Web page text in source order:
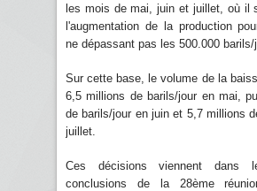
les mois de mai, juin et juillet, où il
l'augmentation de la production
ne dépassant pas les 500.000 barils/
Sur cette base, le volume de la
6,5 millions de barils/jour en mai,
de barils/jour en juin et 5,7 millions
juillet.
Ces décisions viennent dans
conclusions de la 28ème